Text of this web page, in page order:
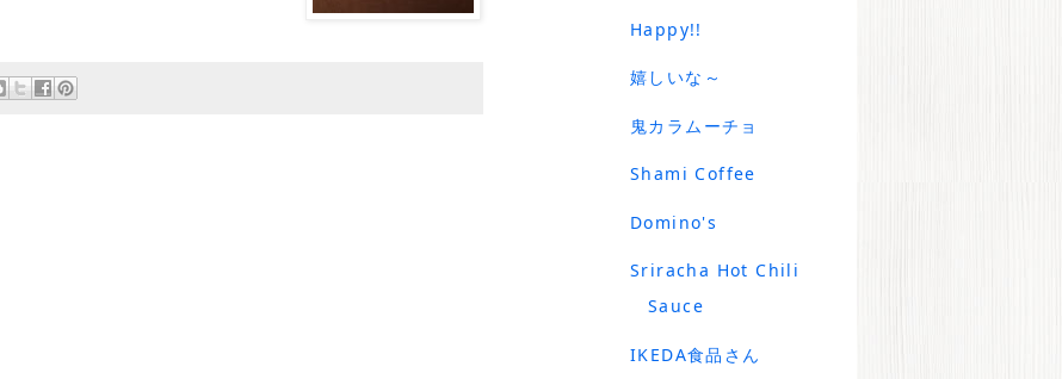
Happy!!
嬉しいな～
鬼カラムーチョ
Shami Coffee
Domino's
Sriracha Hot Chili
Sauce
IKEDA食品さん